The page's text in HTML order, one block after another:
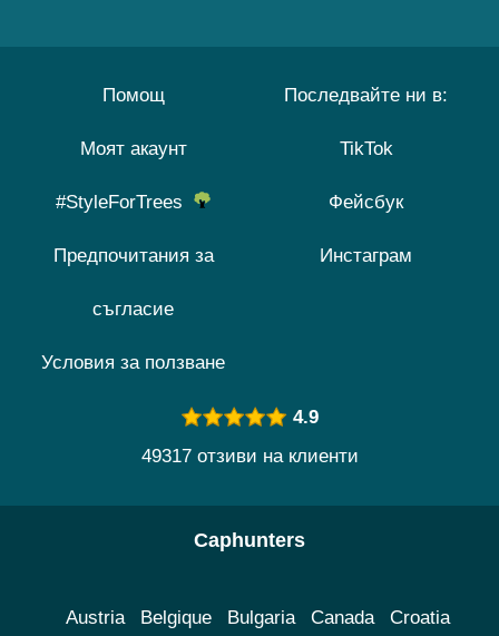
Помощ
Моят акаунт
#StyleForTrees
Предпочитания за
съгласие
Условия за ползване
Последвайте ни в:
TikTok
Фейсбук
Инстаграм
4.9
49317 отзиви на клиенти
Caphunters
Austria Belgique Bulgaria Canada Croatia